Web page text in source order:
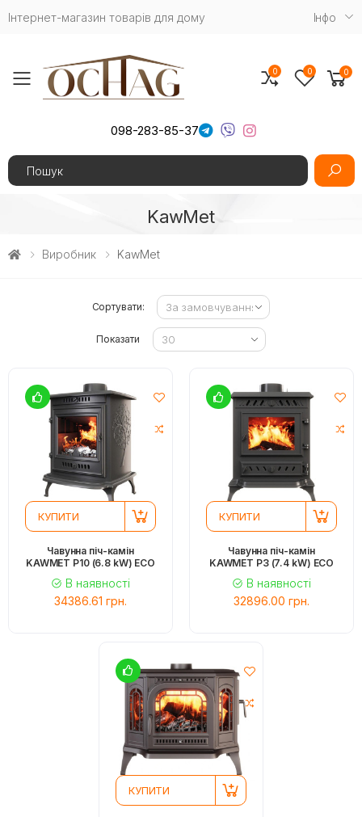
Інтернет-магазин товарів для дому Iнфо
Toggle mobile menu
098-283-85-37
Search
0 0 0
KawMet
Виробник KawMet
Сортувати:
Показати
КУПИТИ
Чавунна піч-камін
KAWMET P10 (6.8 kW) ECO
В наявності
34386.61 грн.
КУПИТИ
Чавунна піч-камін
KAWMET P3 (7.4 kW) ECO
В наявності
32896.00 грн.
КУПИТИ